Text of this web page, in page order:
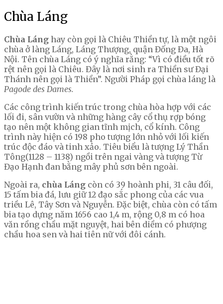
Chùa Láng
Chùa Láng hay còn gọi là Chiêu Thiền tự, là một ngôi
chùa ở làng Láng, Láng Thượng, quận Đống Đa, Hà
Nội. Tên chùa Láng có ý nghĩa rằng: “Vì có điều tốt rõ
rệt nên gọi là Chiêu. Đây là nơi sinh ra Thiền sư Đại
Thánh nên gọi là Thiền”. Người Pháp gọi chùa láng là
Pagode des Dames.
Các công trình kiến trúc trong chùa hòa hợp với các
lối đi, sân vườn và những hàng cây cổ thụ rợp bóng
tạo nên một không gian tĩnh mịch, cổ kính. Công
trình này hiện có 198 pho tượng lớn nhỏ với lối kiến
trúc độc đáo và tinh xảo. Tiêu biểu là tượng Lý Thần
Tông(1128 – 1138) ngồi trên ngai vàng và tượng Từ
Đạo Hạnh đan bằng mây phủ sơn bên ngoài.
Ngoài ra, chùa Láng còn có 39 hoành phi, 31 câu đối,
15 tấm bia đá, lưu giữ 12 đạo sắc phong của các vua
triều Lê, Tây Sơn và Nguyễn. Đặc biệt, chùa còn có tấm
bia tạo dựng năm 1656 cao 1,4 m, rộng 0,8 m có hoa
văn rồng chầu mặt nguyệt, hai bên diềm có phượng
chầu hoa sen và hai tiên nữ với đôi cánh.